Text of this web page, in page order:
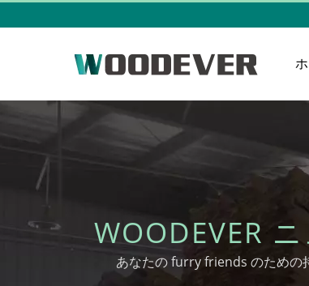
WOODEVER
続可能な快適
あなたの furry friends のための